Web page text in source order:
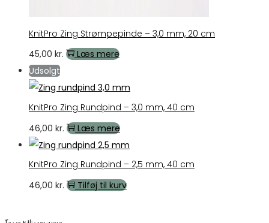
KnitPro Zing Strømpepinde – 3,0 mm, 20 cm
45,00 kr.
Læs mere
Udsolgt
KnitPro Zing Rundpind – 3,0 mm, 40 cm
46,00 kr. Læs mere
KnitPro Zing Rundpind – 2,5 mm, 40 cm
46,00 kr. Tilføj til kurv